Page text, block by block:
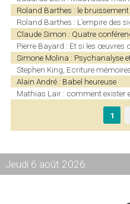
Roland Barthes : le
Roland Barthes : L’empire des
Claude Simon : Quatre
Pierre Bayard : Et si les œuvres
Simone Molina : Psychanalyse
Stephen King, Ecriture
Alain André : Babel heureuse
Mathias Lair : comment exister
1
Jeudi 6 août 2026